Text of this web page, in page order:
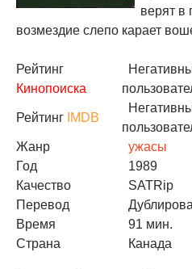
верят в
возмездие слепо карает
Рейтинг
Кинопоиска
Рейтинг IMDB
Жанр
ужасы
Год
1989
Качество
SATRip
Перевод
Время
91 мин.
Страна
Канада